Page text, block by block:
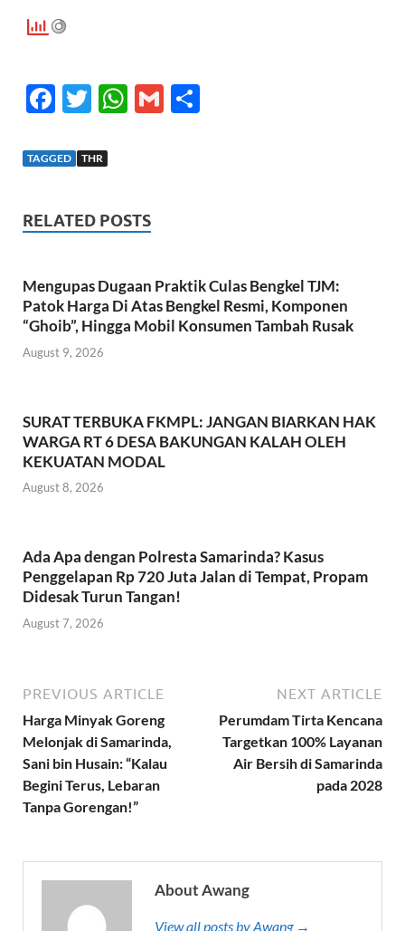
F
e
o
o
T
itt
W
A
p
G
TAGGED THR
RELATED POSTS
Mengupas Dugaan Praktik Culas Bengkel TJM:
Patok Harga Di Atas Bengkel Resmi, Komponen
“Ghoib”, Hingga Mobil Konsumen Tambah Rusak
August 9, 2026
SURAT TERBUKA FKMPL: JANGAN BIARKAN HAK
WARGA RT 6 DESA BAKUNGAN KALAH OLEH
KEKUATAN MODAL
August 8, 2026
Ada Apa dengan Polresta Samarinda? Kasus
Penggelapan Rp 720 Juta Jalan di Tempat, Propam
Didesak Turun Tangan!
August 7, 2026
PREVIOUS ARTICLE
Harga Minyak Goreng
Melonjak di Samarinda,
Sani bin Husain: “Kalau
Begini Terus, Lebaran
Tanpa Gorengan!”
NEXT ARTICLE
Perumdam Tirta Kencana
Targetkan 100% Layanan
Air Bersih di Samarinda
pada 2028
About Awang
View all posts by Awang →